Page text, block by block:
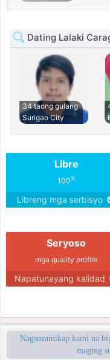
Dating Lalaki
34 taong gulang
Surigao City
Libre
100%
Libreng mga serbisyo
Seryoso
mga quality profile
Napatunayang kalidad
Nagsusumikap kami na
maging